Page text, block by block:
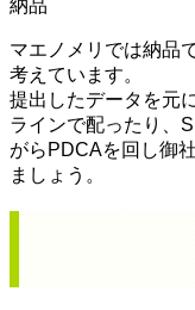
納品
マエノメリでは納品
考えています。
提出したデータを元
ラインで配ったり、
がらPDCAを回し御
ましょう。